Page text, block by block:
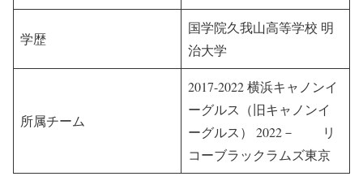
学歴
国学院久我山高等学校 明
治大学
所属チーム
2017-2022 横浜キャノンイ
ーグルス（旧キャノンイ
ーグルス） 2022－ リ
コーブラックラムズ東京